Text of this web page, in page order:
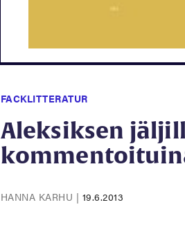
FACKLITTERATUR
Aleksiksen
HANNA KARHU | 19.6.2013